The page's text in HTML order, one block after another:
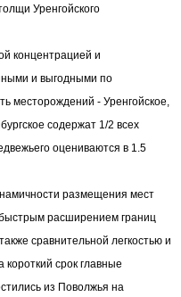
Уренгойского
концентрацией и
и выгодными по
месторождений - Уренгойское,
содержат 1/2 всех
оцениваются в 1.5
размещения мест
расширением границ
сравнительной легкостью и
срок главные
из Поволжья на